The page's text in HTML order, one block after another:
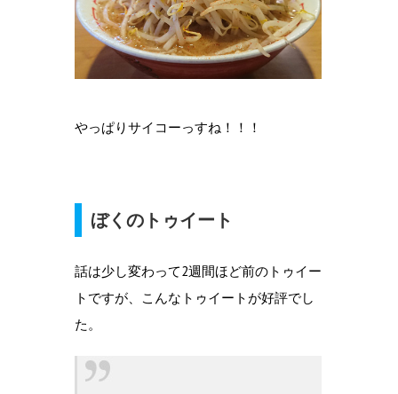
やっぱりサイコーっすね！！！
ぼくのトゥイート
話は少し変わって2週間ほど前のトゥイー
トですが、こんなトゥイートが好評でし
た。